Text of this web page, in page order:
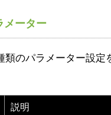
メーター
類のパラメーター設定
説明